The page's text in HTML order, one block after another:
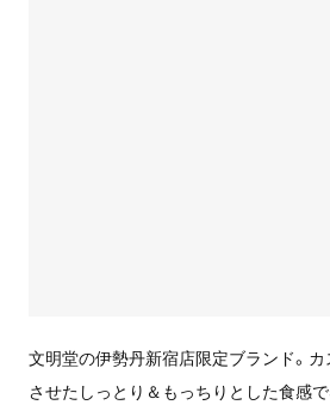
文明堂の伊勢丹新宿店限定ブランド。
させたしっとり＆もっちりとした食感で